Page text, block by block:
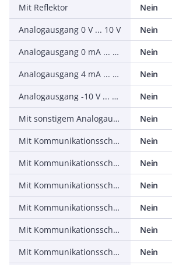
Mit Reflektor
Nein
Analogausgang 0 V ... 10 V
Nein
Analogausgang 0 mA ... 20 mA
Nein
Analogausgang 4 mA ... 20 mA
Nein
Analogausgang -10 V ... +10 V
Nein
Mit sonstigem Analogausgang
Nein
Mit Kommunikationsschnittstelle Analog
Nein
Mit Kommunikationsschnittstelle AS-Interface
Nein
Mit Kommunikationsschnittstelle CANOpen
Nein
Mit Kommunikationsschnittstelle DeviceNet
Nein
Mit Kommunikationsschnittstelle Ethernet
Nein
Mit Kommunikationsschnittstelle INTERBUS
Nein